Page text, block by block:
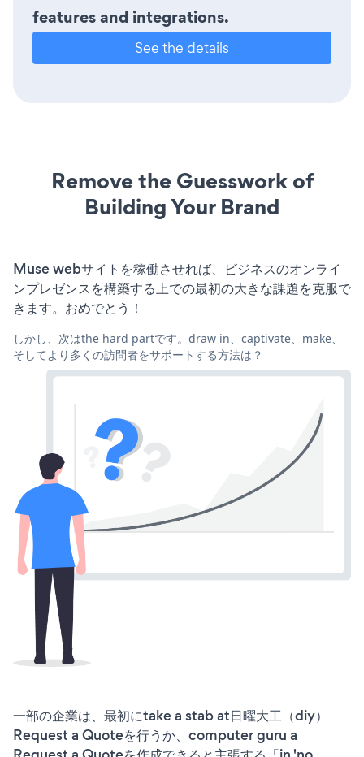
features and integrations.
See the details
Remove the Guesswork of
Building Your Brand
Muse webサイトを稼働させれば、ビジネスのオンライ
ンプレゼンスを構築する上での最初の大きな課題を克服で
きます。おめでとう！
しかし、次はthe hard partです。draw in、captivate、make、
そしてより多くの訪問者をサポートする方法は？
一部の企業は、最初にtake a stab at日曜大工（diy）
Request a Quoteを行うか、computer guru a